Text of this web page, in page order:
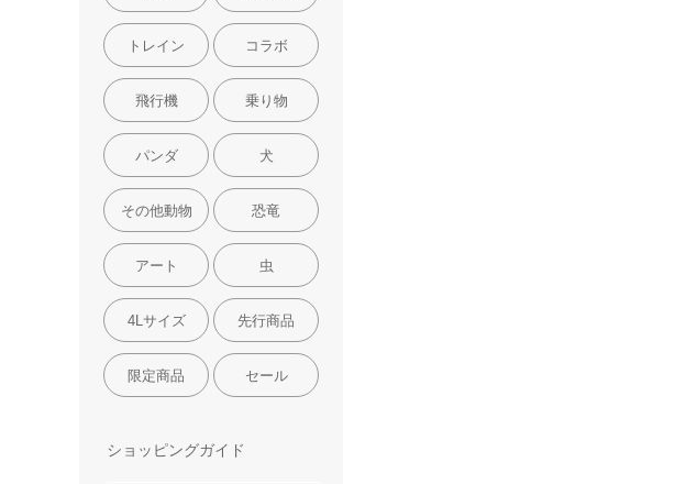
トレイン コラボ
飛行機 乗り物
パンダ 犬
その他動物 恐竜
アート 虫
4Lサイズ 先行商品
限定商品 セール
ショッピングガイド